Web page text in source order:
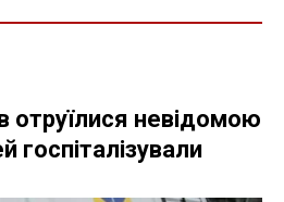
отруїлися невідомою
госпіталізували